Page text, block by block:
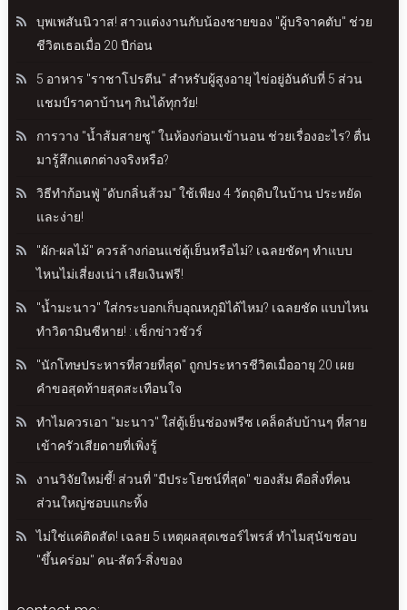
บุพเพสันนิวาส! สาวแต่งงานกับน้องชายของ "ผู้บริจาคตับ" ช่วย
ชีวิตเธอเมื่อ 20 ปีก่อน
5 อาหาร "ราชาโปรตีน" สำหรับผู้สูงอายุ ไข่อยู่อันดับที่ 5 ส่วน
แชมป์ราคาบ้านๆ กินได้ทุกวัย!
การวาง "น้ำส้มสายชู" ในห้องก่อนเข้านอน ช่วยเรื่องอะไร? ตื่น
มารู้สึกแตกต่างจริงหรือ?
วิธีทำก้อนฟู่ "ดับกลิ่นส้วม" ใช้เพียง 4 วัตถุดิบในบ้าน ประหยัด
และง่าย!
"ผัก-ผลไม้" ควรล้างก่อนแช่ตู้เย็นหรือไม่? เฉลยชัดๆ ทำแบบ
ไหนไม่เสี่ยงเน่า เสียเงินฟรี!
"น้ำมะนาว" ใส่กระบอกเก็บอุณหภูมิได้ไหม? เฉลยชัด แบบไหน
ทำวิตามินซีหาย! : เช็กข่าวชัวร์
"นักโทษประหารที่สวยที่สุด" ถูกประหารชีวิตเมื่ออายุ 20 เผย
คำขอสุดท้ายสุดสะเทือนใจ
ทำไมควรเอา "มะนาว" ใส่ตู้เย็นช่องฟรีซ เคล็ดลับบ้านๆ ที่สาย
เข้าครัวเสียดายที่เพิ่งรู้
งานวิจัยใหม่ชี้! ส่วนที่ "มีประโยชน์ที่สุด" ของส้ม คือสิ่งที่คน
ส่วนใหญ่ชอบแกะทิ้ง
ไม่ใช่แค่ติดสัด! เฉลย 5 เหตุผลสุดเซอร์ไพรส์ ทำไมสุนัขชอบ
"ขึ้นคร่อม" คน-สัตว์-สิ่งของ